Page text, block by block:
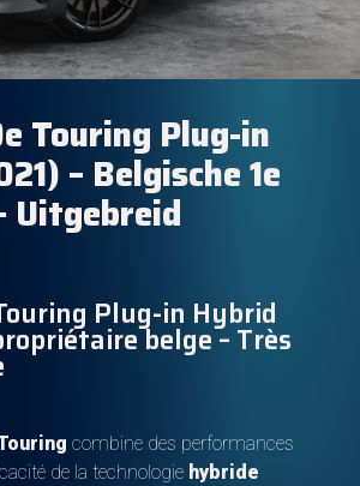
Touring Plug-in
– Belgische 1e
Uitgebreid
Plug-in Hybrid
belge – Très
combine des performances
de la technologie hybride